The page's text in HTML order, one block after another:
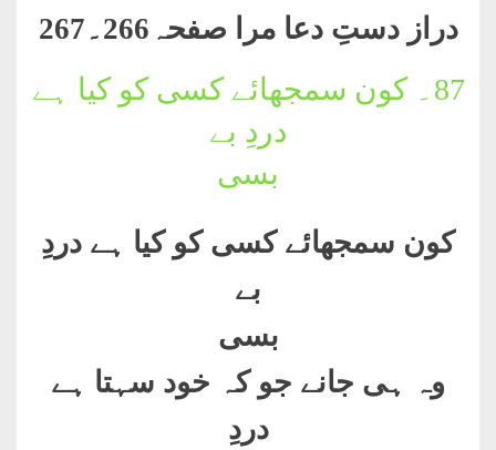
کلام
مختار
دراز دستِ دعا مرا صفحہ266۔267
87۔
کون سمجھائے کسی کو کیا ہے
دردِ بے
بسی
کون سمجھائے کسی کو کیا ہے دردِ
بے
بسی
وہ ہی جانے جو کہ خود سہتا ہے
دردِ